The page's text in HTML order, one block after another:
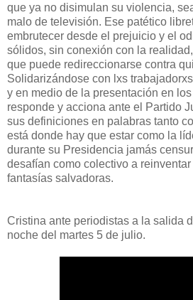
que ya no disimulan su violencia,
malo de televisión. Ese patético
embrutecer desde el prejuicio y el
sólidos, sin conexión con la
que puede redireccionarse contra
Solidarizándose con lxs
y en medio de la presentación en
responde y acciona ante el Partido
sus definiciones en palabras tanto
está donde hay que estar como la
durante su Presidencia jamás
desafían como colectivo a
fantasías salvadoras.
Cristina ante periodistas a la salida
noche del martes 5 de julio.